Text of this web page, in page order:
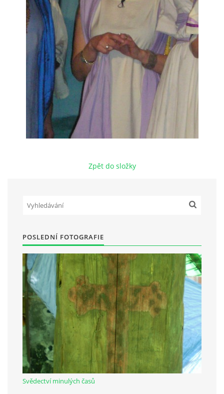
VIDEOZÁZNAMY Z HER
FOTOALBUM
ČLENOVÉ - SOUČASNOST
HRY DO ROKU 1973
MÍSTO PRO VAŠE VZKAZY!!
Občanská vzdělávací jednota "Komenský" v Choceradech z.s.
257 24 Chocerady
IČ: 498 28 614
Kontaktní osoba:
Mgr. Miroslava Cinkeisová
723 967 851
Mirkaci@email.cz
© 2026 eStránky.cz RSS
Zpět do složky
POSLEDNÍ FOTOGRAFIE
Svědectví minulých časů